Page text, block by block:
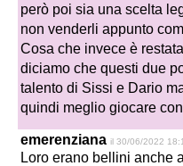
però poi sia una scelta
non venderli appunto
Cosa che invece è
diciamo che questi due
talento di Sissi e Dario
quindi meglio giocare
emerenziana il 30/06/2022
Loro erano bellini anche